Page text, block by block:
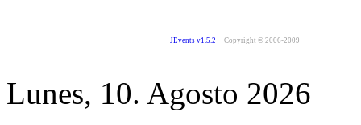
JEvents v1.5.2 Copyright © 2006-2009
Lunes, 10. Agosto 2026